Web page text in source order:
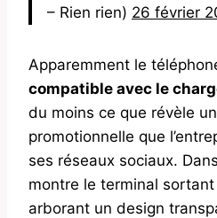
– Rien rien) 26 février
Apparemment le
compatible avec le
du moins ce que révèle
promotionnelle que
ses réseaux sociaux.
montre le terminal
arborant un design